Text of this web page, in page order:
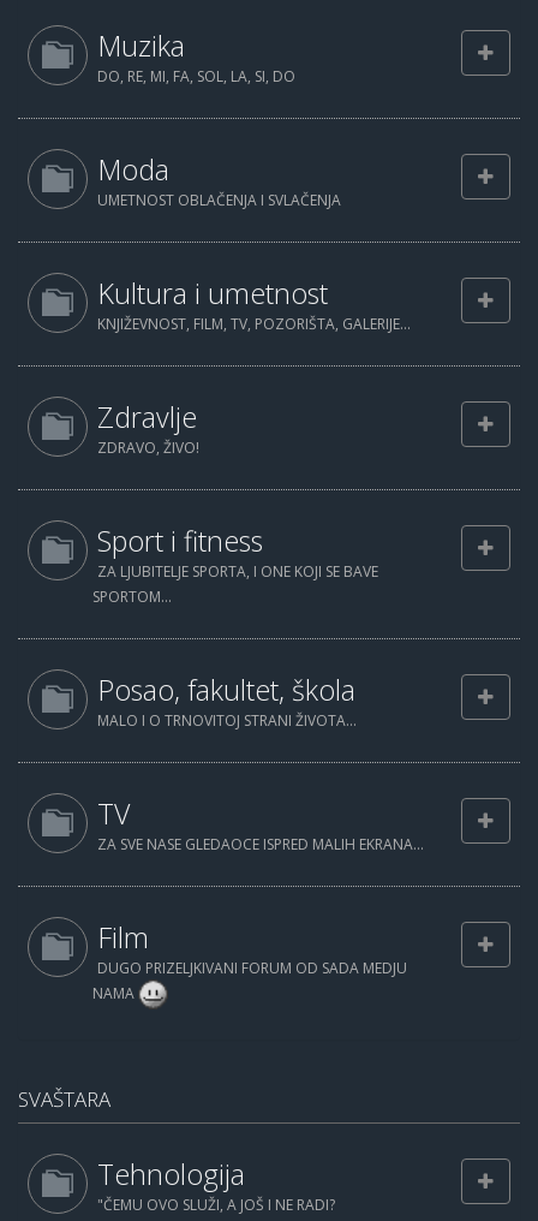
Muzika
DO, RE, MI, FA, SOL, LA, SI, DO
Moda
UMETNOST OBLAČENJA I SVLAČENJA
Kultura i umetnost
KNJIŽEVNOST, FILM, TV, POZORIŠTA, GALERIJE...
Zdravlje
ZDRAVO, ŽIVO!
Sport i fitness
ZA LJUBITELJE SPORTA, I ONE KOJI SE BAVE
SPORTOM...
Posao, fakultet, škola
MALO I O TRNOVITOJ STRANI ŽIVOTA...
TV
ZA SVE NASE GLEDAOCE ISPRED MALIH EKRANA...
Film
DUGO PRIZELJKIVANI FORUM OD SADA MEDJU
NAMA
SVAŠTARA
Tehnologija
"ČEMU OVO SLUŽI, A JOŠ I NE RADI?